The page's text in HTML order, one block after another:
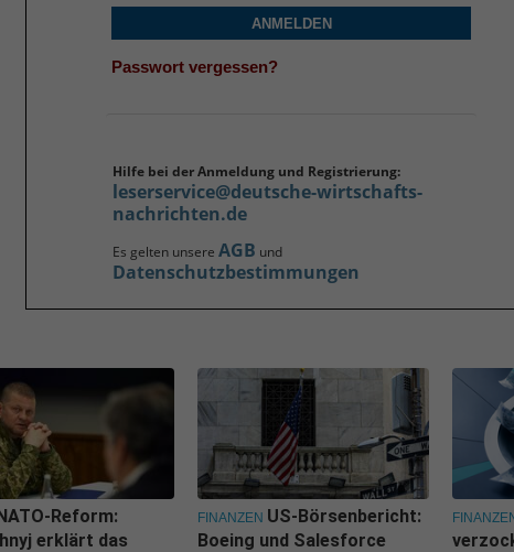
ANMELDEN
Passwort vergessen?
Hilfe bei der Anmeldung und Registrierung:
leserservice@deutsche-wirtschafts-
nachrichten.de
Es gelten unsere AGB und
Datenschutzbestimmungen
Reform:
erklärt das
FINANZEN US-Börsenbericht:
Boeing und Salesforce